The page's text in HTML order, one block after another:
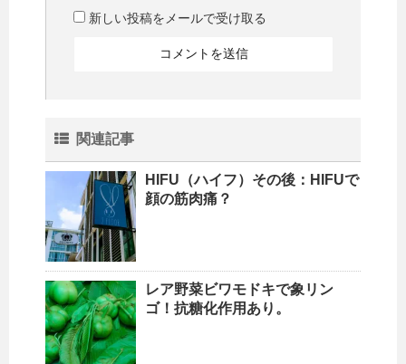
新しい投稿をメールで受け取る
関連記事
HIFU（ハイフ）その後：HIFUで
顔の筋肉痛？
レア野菜ビワモドキで象リン
ゴ！抗糖化作用あり。